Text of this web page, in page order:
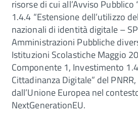
risorse di cui all’Avviso Pubblico
1.4.4 “Estensione dell’utilizzo
nazionali di identità digitale –
Amministrazioni Pubbliche
Istituzioni Scolastiche Maggio
Componente 1, Investimento
Cittadinanza Digitale” del
dall’Unione Europea nel
NextGenerationEU.